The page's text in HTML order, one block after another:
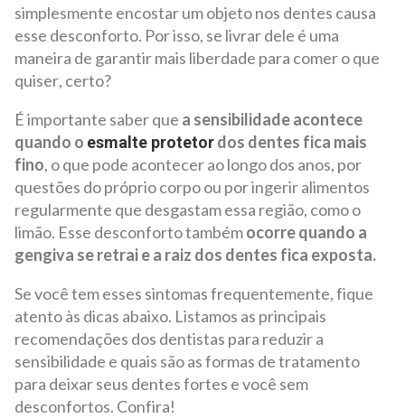
simplesmente encostar um objeto nos dentes causa
esse desconforto. Por isso, se livrar dele é uma
maneira de garantir mais liberdade para comer o que
quiser, certo?
É importante saber que a sensibilidade acontece
quando o esmalte protetordos dentes fica mais
fino, o que pode acontecer ao longo dos anos, por
questões do próprio corpo ou por ingerir alimentos
regularmente que desgastam essa região, como o
limão. Esse desconforto tambémocorre quando a
gengiva se retrai e a raiz dos dentes fica exposta.
Se você tem esses sintomas frequentemente, fique
atento às dicas abaixo. Listamos as principais
recomendações dos dentistas para reduzir a
sensibilidade e quais são as formas de tratamento
para deixar seus dentes fortes e você sem
desconfortos. Confira!